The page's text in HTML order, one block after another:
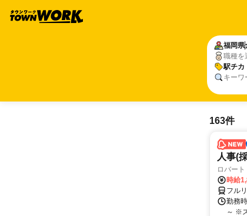
福岡県
職種を
駅チカ
キーワ
163件
人事(
ロバー
時給
フル
勤務
～ ※